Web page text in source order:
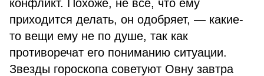
конфликт. Похоже, не все, что ему
приходится делать, он одобряет, — какие-
то вещи ему не по душе, так как
противоречат его пониманию ситуации.
Звезды гороскопа советуют Овну завтра